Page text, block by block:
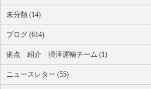
未分類 (14)
ブログ (614)
拠点 紹介 摂津運輸チーム (1)
ニュースレター (55)